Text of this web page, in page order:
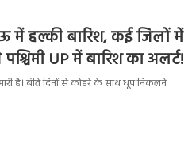
हल्की बारिश, कई जिलों में
UP में बारिश का अलर्ट!
है। बीते दिनों से कोहरे के साथ धूप निकलने